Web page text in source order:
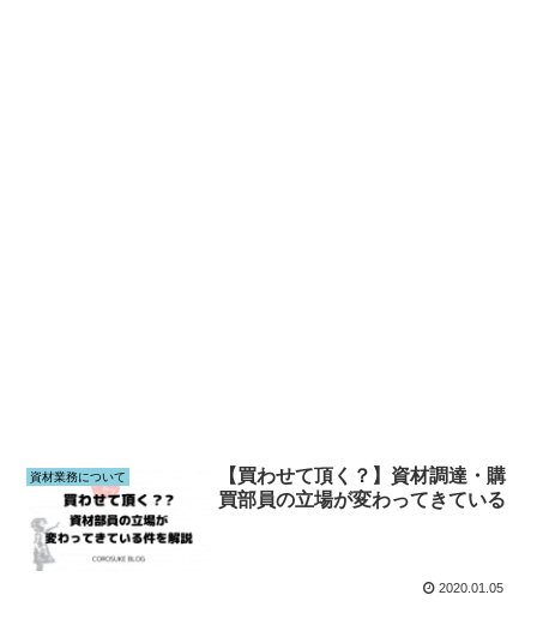
資材業務について
【買わせて頂く？】資材調達・購
買部員の立場が変わってきている
2020.01.05